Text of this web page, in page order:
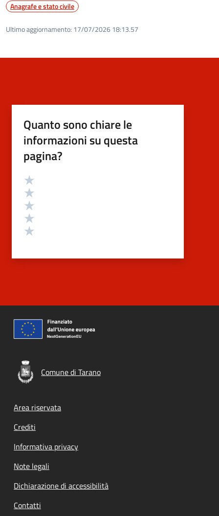
Anagrafe e stato civile
Ultimo aggiornamento: 17/07/2026 18:13.57
Quanto sono chiare le
informazioni su questa
pagina?
Valutazione
Comune di Tarano
Footer menu
Area riservata
Crediti
Informativa privacy
Note legali
Dichiarazione di accessibilità
Contatti